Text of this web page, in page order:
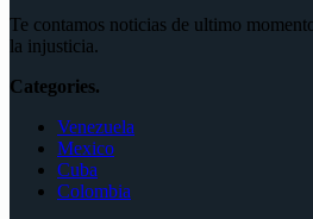
Te contamos noticias de ultimo
la injusticia.
Categories.
Venezuela
Mexico
Cuba
Colombia